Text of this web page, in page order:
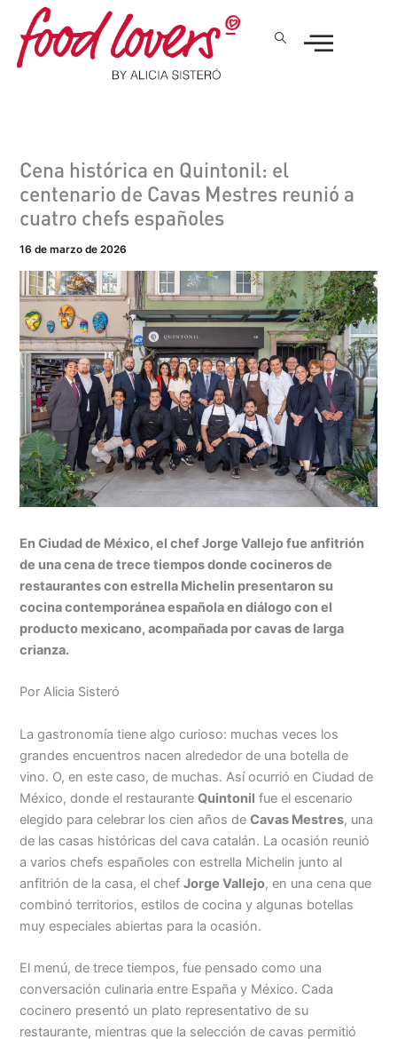
contenido
Cena histórica en Quintonil: el
centenario de Cavas Mestres reunió a
cuatro chefs españoles
16 de marzo de 2026
En Ciudad de México, el chef Jorge Vallejo fue anfitrión
de una cena de trece tiempos donde cocineros de
restaurantes con estrella Michelin presentaron su
cocina contemporánea española en diálogo con el
producto mexicano, acompañada por cavas de larga
crianza.
Por Alicia Sisteró
La gastronomía tiene algo curioso: muchas veces los
grandes encuentros nacen alrededor de una botella de
vino. O, en este caso, de muchas. Así ocurrió en Ciudad de
México, donde el restauranteQuintonil fue el escenario
elegido para celebrar los cien años deCavas Mestres, una
de las casas históricas del cava catalán. La ocasión reunió
a varios chefs españoles con estrella Michelin junto al
anfitrión de la casa, el chefJorge Vallejo, en una cena que
combinó territorios, estilos de cocina y algunas botellas
muy especiales abiertas para la ocasión.
El menú, de trece tiempos, fue pensado como una
conversación culinaria entre España y México. Cada
cocinero presentó un plato representativo de su
restaurante, mientras que la selección de cavas permitió